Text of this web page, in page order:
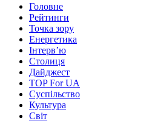
Головне
Рейтинги
Точка зору
Енергетика
Інтерв’ю
Столиця
Дайджест
TOP For UA
Суспiльство
Культура
Світ